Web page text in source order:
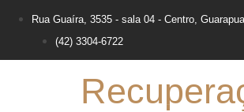
Rua Guaíra, 3535 - sala 04 - Centro,
(42) 3304-6722